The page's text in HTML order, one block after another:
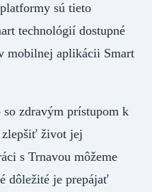
sú tieto
technológií dostupné
mobilnej aplikácii Smart
so zdravým prístupom k
zlepšiť život jej
s Trnavou môžeme
dôležité je prepájať